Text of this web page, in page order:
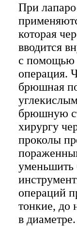
При
которая
вводится
с помощью
операция.
брюшная
брюшную
хирургу
проколы
операций
тонкие, до
в диаметре.